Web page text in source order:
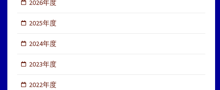
2026年度
2025年度
2024年度
2023年度
2022年度